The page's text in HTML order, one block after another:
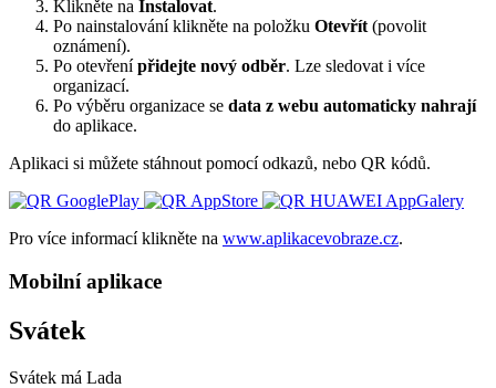
Klikněte na Instalovat.
Po nainstalování klikněte na položku Otevřít (povolit
oznámení).
Po otevřenípřidejte nový odběr. Lze sledovat i více
organizací.
Po výběru organizace se data z webu automaticky nahrají
do aplikace.
Aplikaci si můžete stáhnout pomocí odkazů, nebo QR kódů.
Pro více informací klikněte na www.aplikacevobraze.cz.
Mobilní aplikace
Svátek
Svátek má Lada